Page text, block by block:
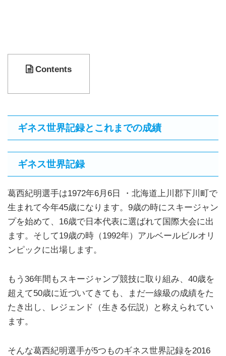
Contents
ギネス世界記録とこれまでの成績
ギネス世界記録
葛西紀明選手は1972年6月6日 ・北海道上川郡下川町で
生まれて今年45歳になります。9歳の時にスキージャン
プを始めて、16歳で日本代表に選ばれて国際大会に出
ます。そして19歳の時（1992年）アルベールビルオリ
ンピックに出場します。
もう36年間もスキージャンプ競技に取り組み、40歳を
超えて50歳に近づいてきても、まだ一線級の成績をた
たき出し、レジェンド（生きる伝説）と称えられてい
ます。
そんな葛西紀明選手が5つものギネス世界記録を2016